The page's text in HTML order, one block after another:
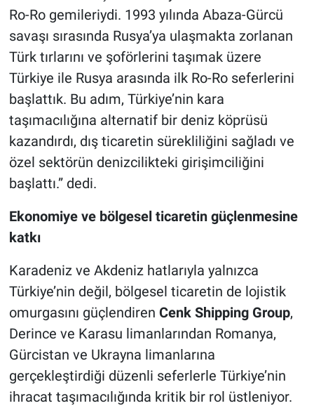
Ro-Ro gemileriydi. 1993 yılında Abaza-Gürcü
savaşı sırasında Rusya’ya ulaşmakta zorlanan
Türk tırlarını ve şoförlerini taşımak üzere
Türkiye ile Rusya arasında ilk Ro-Ro seferlerini
başlattık. Bu adım, Türkiye’nin kara
taşımacılığına alternatif bir deniz köprüsü
kazandırdı, dış ticaretin sürekliliğini sağladı ve
özel sektörün denizcilikteki girişimciliğini
başlattı.” dedi.
Ekonomiye ve bölgesel ticaretin güçlenmesine
katkı
Karadeniz ve Akdeniz hatlarıyla yalnızca
Türkiye’nin değil, bölgesel ticaretin de lojistik
omurgasını güçlendiren Cenk Shipping Group,
Derince ve Karasu limanlarından Romanya,
Gürcistan ve Ukrayna limanlarına
gerçekleştirdiği düzenli seferlerle Türkiye’nin
ihracat taşımacılığında kritik bir rol üstleniyor.